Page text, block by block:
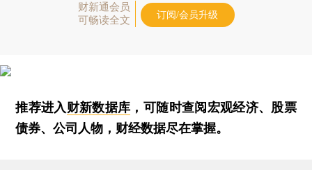
财新通会员
可畅读全文
订阅/会员升级
推荐进入财新数据库 ，可随时查阅宏观经济、股票
债券、公司人物，财经数据尽在掌握。